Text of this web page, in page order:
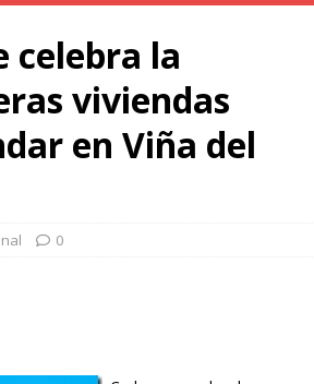
celebra la
viviendas
en Viña del
0